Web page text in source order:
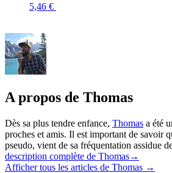
5,46 €
A propos de Thomas
Dès sa plus tendre enfance, Thomas a été
proches et amis. Il est important de savoir
pseudo, vient de sa fréquentation assidue
description complète de Thomas→
Afficher tous les articles de Thomas →